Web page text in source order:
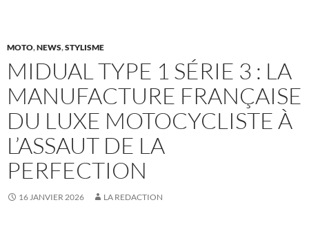
MOTO,NEWS,STYLISME
MIDUAL TYPE 1 SÉRIE 3 : LA
MANUFACTURE FRANÇAISE
DU LUXE MOTOCYCLISTE À
L’ASSAUT DE LA
PERFECTION
16 JANVIER 2026 LA REDACTION